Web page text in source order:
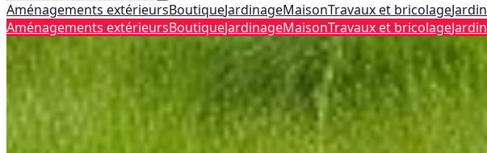
Aménagements extérieursBoutiqueJardinageMaisonTravaux et bricolageJardin
Aménagements extérieursBoutiqueJardinageMaisonTravaux et bricolageJardin